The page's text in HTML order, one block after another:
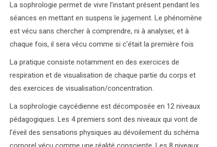
La sophrologie permet de vivre l’instant présent pendant les
séances en mettant en suspens le jugement. Le phénomène
est vécu sans chercher à comprendre, ni à analyser, et à
chaque fois, il sera vécu comme si c’était la première fois
La pratique consiste notamment en des exercices de
respiration et de visualisation de chaque partie du corps et
des exercices de visualisation/concentration.
La sophrologie caycédienne est décomposée en 12 niveaux
pédagogiques. Les 4 premiers sont des niveaux qui vont de
l’éveil des sensations physiques au dévoilement du schéma